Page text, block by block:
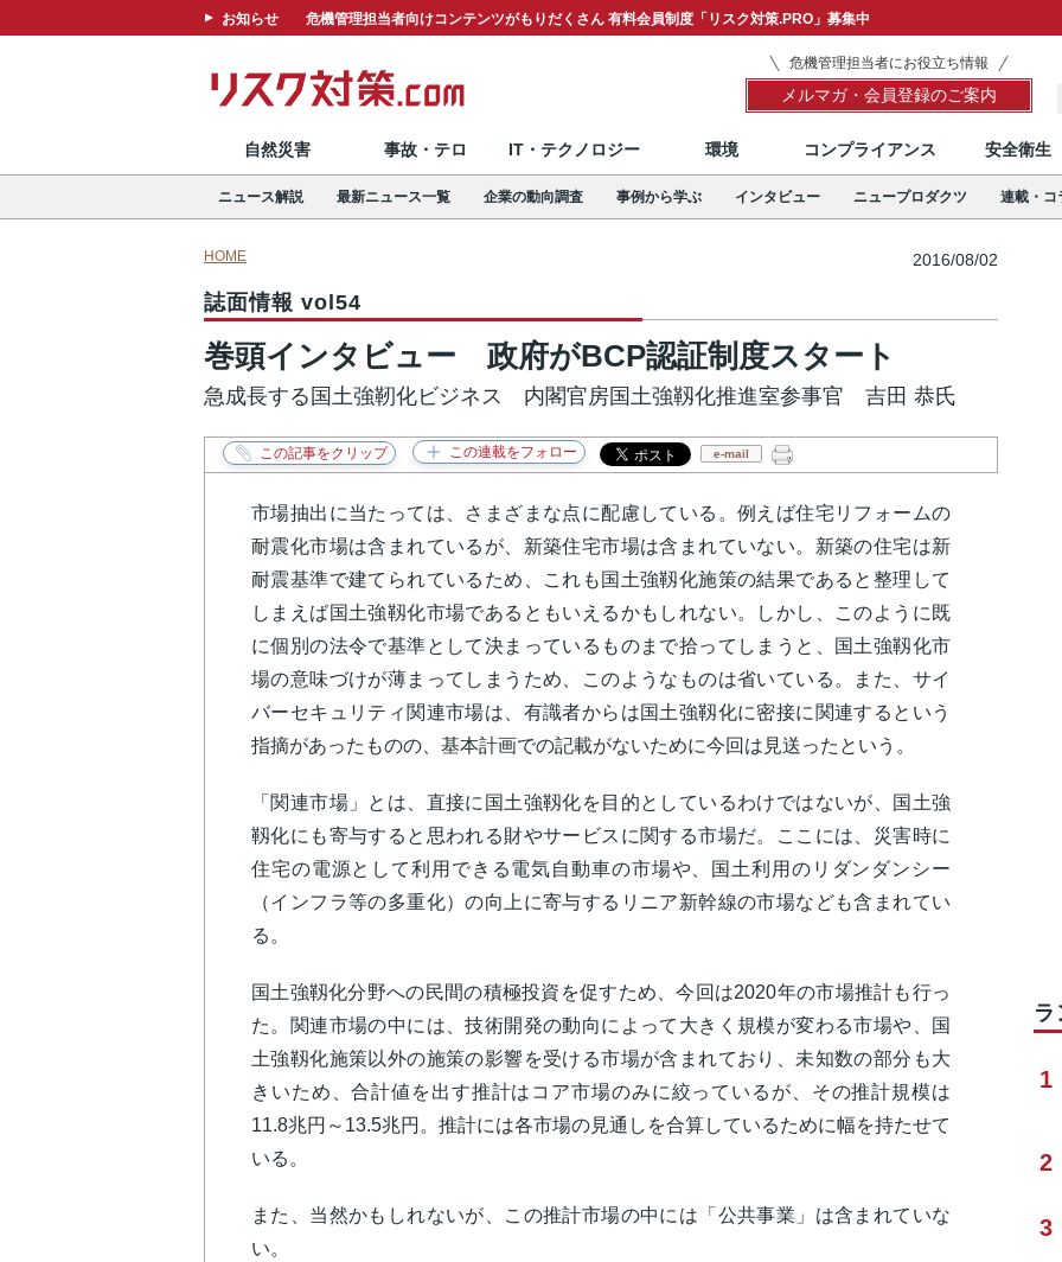
お知らせ 危機管理担当者向けコンテンツがもりだくさん 有料会員制度「リスク対策.PRO」募集中
危機管理担当者にお役立ち情報
メルマガ・会員登録のご案内
自然災害 事故・テロ IT・テクノロジー 環境 コンプライアンス 安全衛生
ニュース解説 最新ニュース一覧 企業の動向調査 事例から学ぶ インタビュー ニュープロダクツ 連載・コ
HOME 2016/08/02
誌面情報 vol54
巻頭インタビュー 政府がBCP認証制度スタート
急成長する国土強靭化ビジネス 内閣官房国土強靱化推進室参事官 吉田 恭氏
e-mail
市場抽出に当たっては、さまざまな点に配慮している。例えば住宅リフォームの
耐震化市場は含まれているが、新築住宅市場は含まれていない。新築の住宅は新
耐震基準で建てられているため、これも国土強靱化施策の結果であると整理して
しまえば国土強靱化市場であるともいえるかもしれない。しかし、このように既
に個別の法令で基準として決まっているものまで拾ってしまうと、国土強靱化市
場の意味づけが薄まってしまうため、このようなものは省いている。また、サイ
バーセキュリティ関連市場は、有識者からは国土強靱化に密接に関連するという
指摘があったものの、基本計画での記載がないために今回は見送ったという。
「関連市場」とは、直接に国土強靱化を目的としているわけではないが、国土強
靱化にも寄与すると思われる財やサービスに関する市場だ。ここには、災害時に
住宅の電源として利用できる電気自動車の市場や、国土利用のリダンダンシー
（インフラ等の多重化）の向上に寄与するリニア新幹線の市場なども含まれてい
る。
国土強靱化分野への民間の積極投資を促すため、今回は2020年の市場推計も行っ
た。関連市場の中には、技術開発の動向によって大きく規模が変わる市場や、国
土強靱化施策以外の施策の影響を受ける市場が含まれており、未知数の部分も大
きいため、合計値を出す推計はコア市場のみに絞っているが、その推計規模は
11.8兆円～13.5兆円。推計には各市場の見通しを合算しているために幅を持たせて
いる。
また、当然かもしれないが、この推計市場の中には「公共事業」は含まれていな
い。
1
2
3